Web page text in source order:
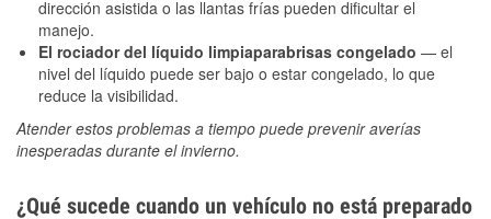
dirección asistida o las llantas frías pueden dificultar el
manejo.
El rociador del líquido limpiaparabrisas congelado — el
nivel del líquido puede ser bajo o estar congelado, lo que
reduce la visibilidad.
Atender estos problemas a tiempo puede prevenir averías
inesperadas durante el invierno.
¿Qué sucede cuando un vehículo no está preparado